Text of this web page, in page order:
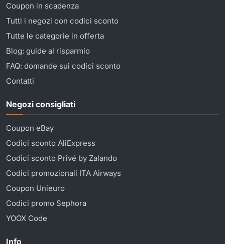
Coupon in scadenza
Tutti i negozi con codici sconto
Tutte le categorie in offerta
Blog: guide al risparmio
FAQ: domande sui codici sconto
Contatti
Negozi consigliati
Coupon eBay
Codici sconto AliExpress
Codici sconto Privé by Zalando
Codici promozionali ITA Airways
Coupon Unieuro
Codici promo Sephora
YOOX Code
Info